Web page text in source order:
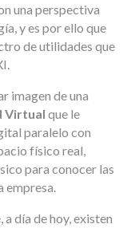
una perspectiva
y es por ello que
de utilidades que
imagen de una
Virtual que le
paralelo con
físico real,
para conocer las
empresa.
día de hoy, existen